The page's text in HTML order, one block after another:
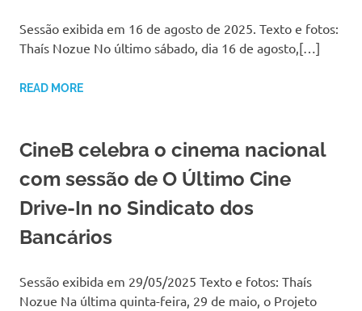
Sessão exibida em 16 de agosto de 2025. Texto e fotos:
Thaís Nozue No último sábado, dia 16 de agosto,[…]
READ MORE
CineB celebra o cinema nacional
com sessão de O Último Cine
Drive-In no Sindicato dos
Bancários
Sessão exibida em 29/05/2025 Texto e fotos: Thaís
Nozue Na última quinta-feira, 29 de maio, o Projeto